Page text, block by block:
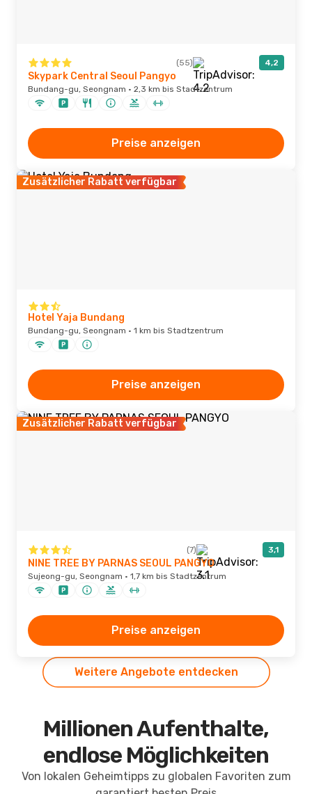
(55) 4,2
Skypark Central Seoul Pangyo
Bundang-gu, Seongnam · 2,3 km bis Stadtzentrum
Preise anzeigen
Zusätzlicher Rabatt verfügbar
Hotel Yaja Bundang
Bundang-gu, Seongnam · 1 km bis Stadtzentrum
Preise anzeigen
Zusätzlicher Rabatt verfügbar
(7) 3,1
NINE TREE BY PARNAS SEOUL PANGYO
Sujeong-gu, Seongnam · 1,7 km bis Stadtzentrum
Preise anzeigen
Weitere Angebote entdecken
Millionen Aufenthalte,
endlose Möglichkeiten
Von lokalen Geheimtipps zu globalen Favoriten zum